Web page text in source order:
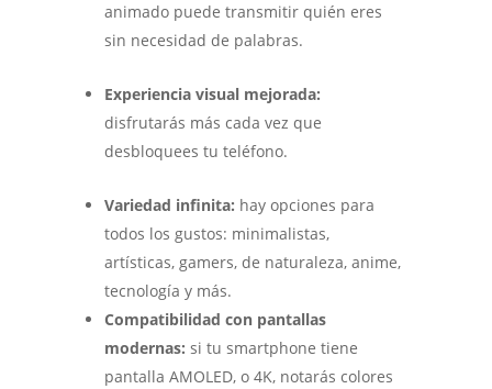
animado puede transmitir quién eres
sin necesidad de palabras.
Experiencia visual mejorada:
disfrutarás más cada vez que
desbloquees tu teléfono.
Variedad infinita: hay opciones para
todos los gustos: minimalistas,
artísticas, gamers, de naturaleza, anime,
tecnología y más.
Compatibilidad con pantallas
modernas: si tu smartphone tiene
pantalla AMOLED, o 4K, notarás colores